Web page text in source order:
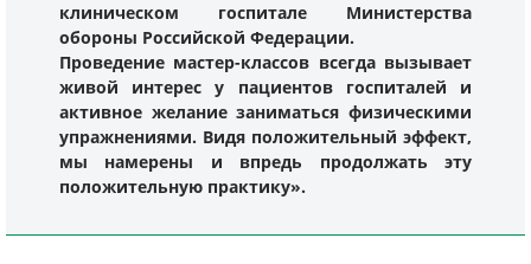
клиническом госпитале Министерства
обороны Российской Федерации.
Проведение мастер-классов всегда вызывает
живой интерес у пациентов госпиталей и
активное желание заниматься физическими
упражнениями. Видя положительный эффект,
мы намерены и впредь продолжать эту
положительную практику».